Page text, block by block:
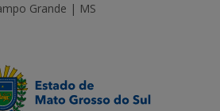
Grande | MS